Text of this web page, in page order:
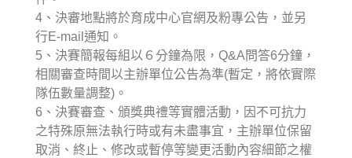
4、決審地點將於育成中心官網及粉專公告，並另
行E-mail通知。
5、決賽簡報每組以６分鐘為限，Q&A問答6分鐘，
相關審查時間以主辦單位公告為準(暫定，將依實際
隊伍數量調整)。
6、決賽審查、頒獎典禮等實體活動，因不可抗力
之特殊原無法執行時或有未盡事宜，主辦單位保留
取消、終止、修改或暫停等變更活動內容細節之權